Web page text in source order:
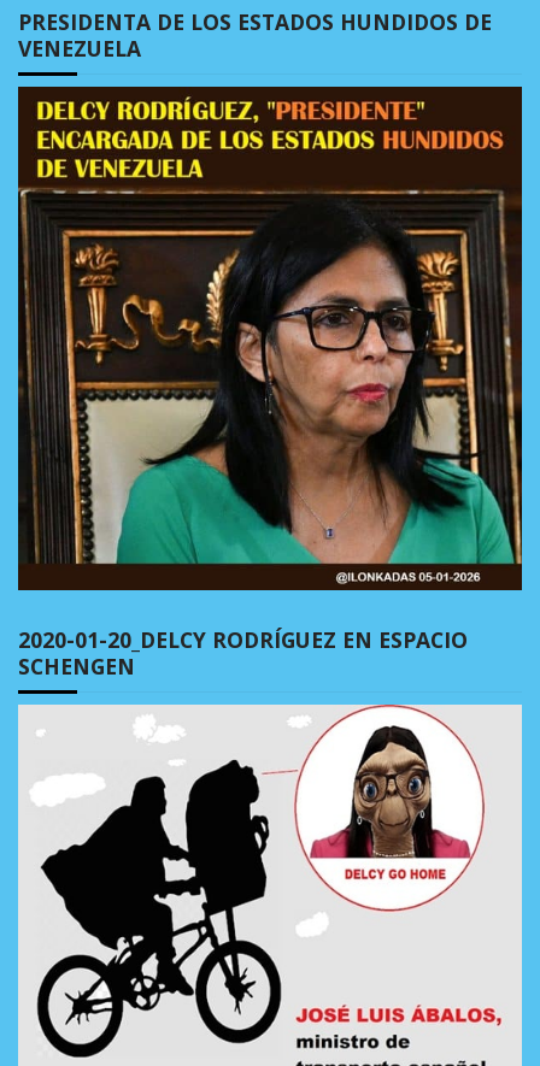
PRESIDENTA DE LOS ESTADOS HUNDIDOS DE
VENEZUELA
2020-01-20_DELCY RODRÍGUEZ EN ESPACIO
SCHENGEN